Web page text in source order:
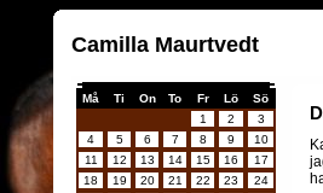
Camilla Maurtvedt
Må Ti On To Fr Lö
Sö
1
2
3
4
5 6 7 8 9
10
11
12 13 14 15 16
17
18
19 20 21 22 23
24